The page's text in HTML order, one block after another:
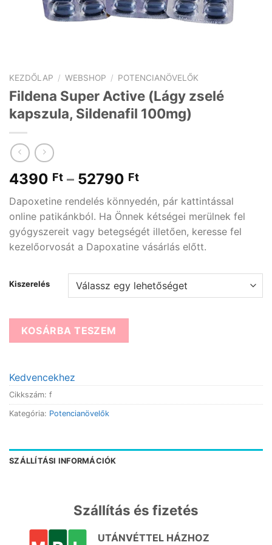
KEZDŐLAP / WEBSHOP / POTENCIANÖVELŐK
Fildena Super Active (Lágy zselé
kapszula, Sildenafil 100mg)
4390 Ft – 52790 Ft
Dapoxetine rendelés könnyedén, pár kattintással
online patikánkból. Ha Önnek kétségei merülnek fel
gyógyszereit vagy betegségét illetően, keresse fel
kezelőorvosát a Dapoxatine vásárlás előtt.
Kiszerelés
KOSÁRBA TESZEM
Kedvencekhez
Cikkszám: f
Kategória: Potencianövelők
SZÁLLÍTÁSI INFORMÁCIÓK
Szállítás és fizetés
UTÁNVÉTTEL HÁZHOZ